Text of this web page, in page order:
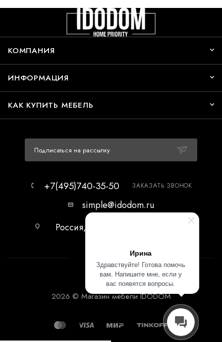
Ирина
Здравствуйте! Готова помочь
вам. Напишите мне, если у
вас появятся вопросы.
КОМПАНИЯ
ИНФОРМАЦИЯ
КАК КУПИТЬ МЕБЕЛЬ
Подписаться на рассылку
+7(495)740-35-50 ЗАКАЗАТЬ ЗВОНОК
simple@idodom.ru
Россия, г.Москва, МЦ Гранд-2,
2026 © Магазин мебели IDODOM